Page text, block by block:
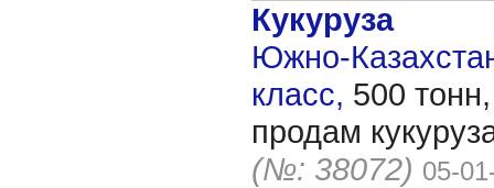
Кукуруза
Южно-
класс, 500
продам
(№: 38072) 05-